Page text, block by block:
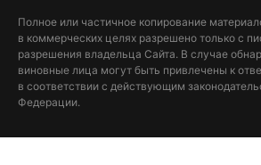
Полное или частичное копирование
в коммерческих целях разрешено только с
разрешения владельца Сайта. В случае
виновные лица могут быть привлечены к
в соответствии с действующим
Федерации.